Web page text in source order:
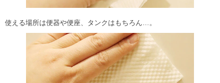
使える場所は便器や便座、タンクはもちろん…。